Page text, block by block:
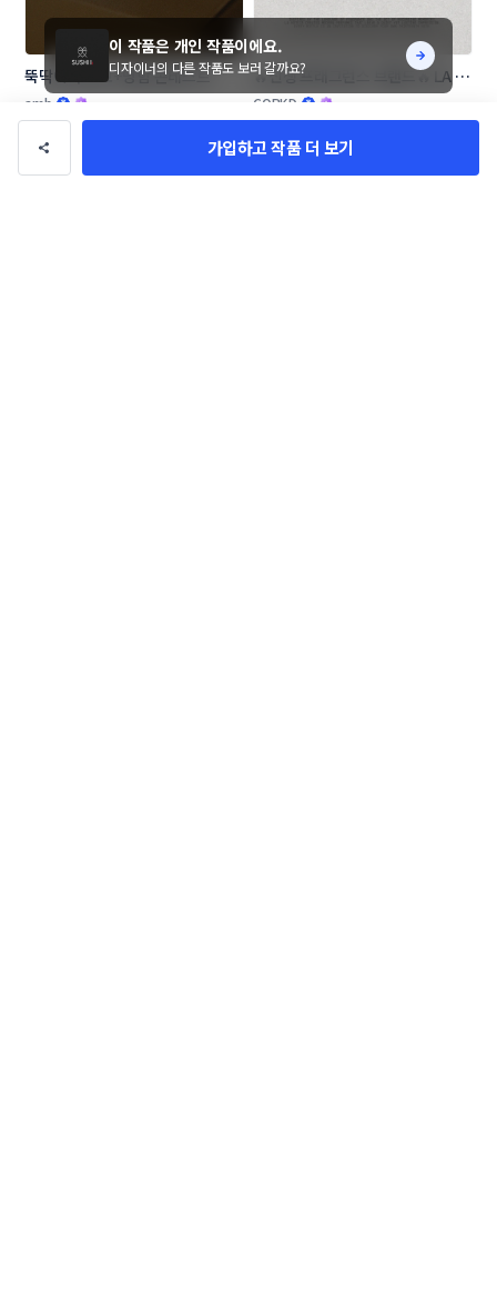
뚝딱이사 로고+명함 콘테스트
amh
🔥신생 프래그런스 브랜드🔥 LA
NOTE13 로고 콘테스트
CORKD
가입하고 작품 더 보기
이 작품은 개인 작품이에요.
디자이너의 다른 작품도 보러 갈까요?